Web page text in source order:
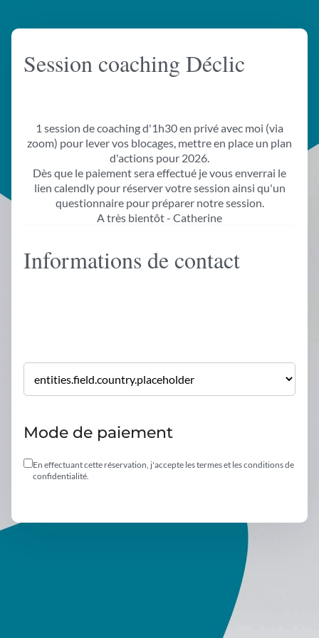
Session coaching Déclic
1 session de coaching d'1h30 en privé avec moi (via
zoom) pour lever vos blocages, mettre en place un plan
d'actions pour 2026.
Dès que le paiement sera effectué je vous enverrai le
lien calendly pour réserver votre session ainsi qu'un
questionnaire pour préparer notre session.
A très bientôt - Catherine
Informations de contact
Mode de paiement
En effectuant cette réservation, j'accepte les termes et les conditions de
confidentialité.